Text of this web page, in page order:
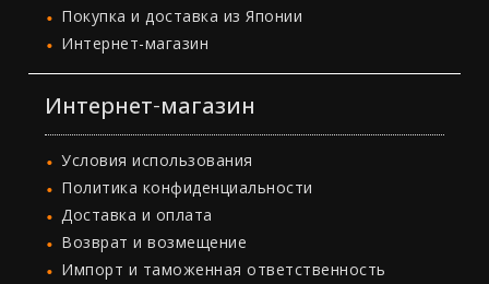
Покупка и доставка из Японии
Интернет-магазин
Интернет-магазин
Условия использования
Политика конфиденциальности
Доставка и оплата
Возврат и возмещение
Импорт и таможенная ответственность